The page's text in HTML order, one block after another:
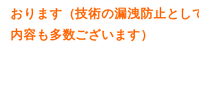
おります（技術の漏洩防止とし
内容も多数ございます）